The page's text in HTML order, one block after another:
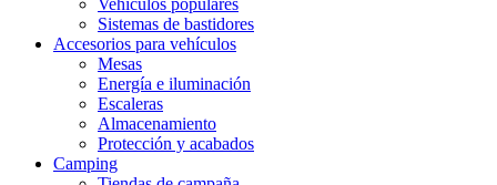
Vehículos populares
Sistemas de bastidores
Accesorios para vehículos
Mesas
Energía e iluminación
Escaleras
Almacenamiento
Protección y acabados
Camping